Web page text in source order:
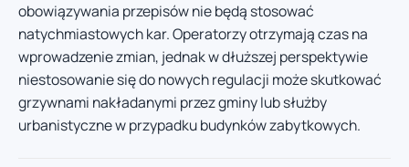
obowiązywania przepisów nie będą stosować
natychmiastowych kar. Operatorzy otrzymają czas na
wprowadzenie zmian, jednak w dłuższej perspektywie
niestosowanie się do nowych regulacji może skutkować
grzywnami nakładanymi przez gminy lub służby
urbanistyczne w przypadku budynków zabytkowych.